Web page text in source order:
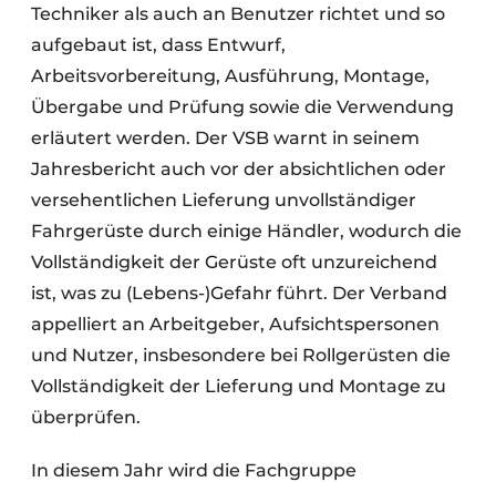
Techniker als auch an Benutzer richtet und so
aufgebaut ist, dass Entwurf,
Arbeitsvorbereitung, Ausführung, Montage,
Übergabe und Prüfung sowie die Verwendung
erläutert werden. Der VSB warnt in seinem
Jahresbericht auch vor der absichtlichen oder
versehentlichen Lieferung unvollständiger
Fahrgerüste durch einige Händler, wodurch die
Vollständigkeit der Gerüste oft unzureichend
ist, was zu (Lebens-)Gefahr führt. Der Verband
appelliert an Arbeitgeber, Aufsichtspersonen
und Nutzer, insbesondere bei Rollgerüsten die
Vollständigkeit der Lieferung und Montage zu
überprüfen.
In diesem Jahr wird die Fachgruppe